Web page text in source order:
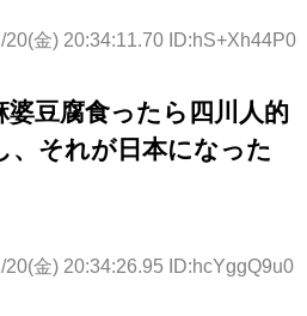
20(金) 20:34:11.70 ID:hS+Xh44P0
豆腐食ったら四川人的
、それが日本になった
20(金) 20:34:26.95 ID:hcYggQ9u0